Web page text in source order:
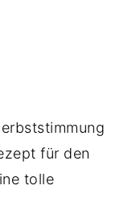
für den
tolle